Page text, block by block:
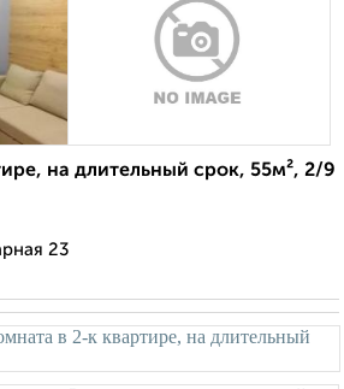
на длительный срок, 55м², 2/9
23